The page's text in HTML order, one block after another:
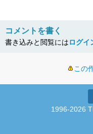
コメントを書く
書き込みと閲覧にはログイ
この
1996-2026